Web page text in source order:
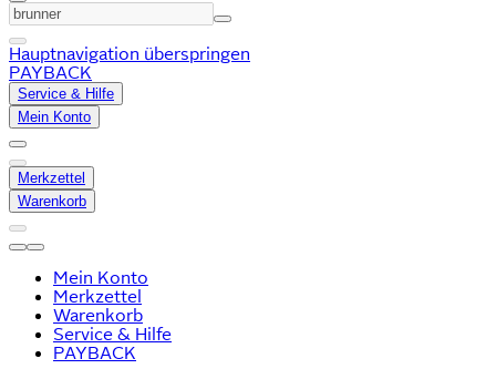
Hauptnavigation überspringen
PAYBACK
Service & Hilfe
Mein Konto
Merkzettel
Warenkorb
Mein Konto
Merkzettel
Warenkorb
Service & Hilfe
PAYBACK